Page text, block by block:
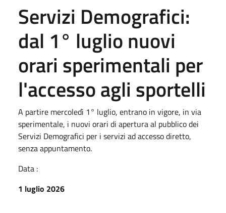
Servizi Demografici:
dal 1° luglio nuovi
orari sperimentali per
l'accesso agli sportelli
A partire mercoledì 1° luglio, entrano in vigore, in via
sperimentale, i nuovi orari di apertura al pubblico dei
Servizi Demografici per i servizi ad accesso diretto,
senza appuntamento.
Data :
1 luglio 2026